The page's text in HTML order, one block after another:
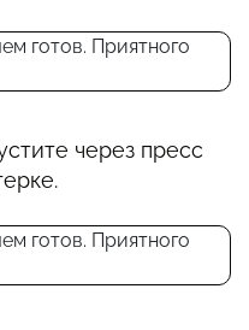
через пресс